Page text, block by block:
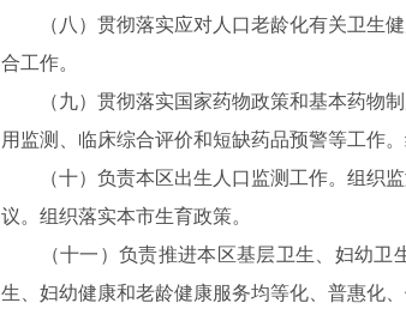
（八）贯彻落实应对人口老龄化有关卫生
合工作。
（九）贯彻落实国家药物政策和基本药物
用监测、临床综合评价和短缺药品预警等工作
（十）负责本区出生人口监测工作。组织
议。组织落实本市生育政策。
（十一）负责推进本区基层卫生、妇幼卫
生、妇幼健康和老龄健康服务均等化、普惠化